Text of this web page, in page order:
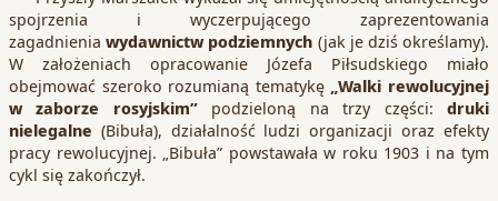
spojrzenia i wyczerpującego zaprezentowania
zagadnieniawydawnictw podziemnych (jak je dziś określamy).
W założeniach opracowanie Józefa Piłsudskiego miało
obejmować szeroko rozumianą tematykę „Walki rewolucyjnej
w zaborze rosyjskim”podzieloną na trzy części:druki
nielegalne (Bibuła), działalność ludzi organizacji oraz efekty
pracy rewolucyjnej. „Bibuła” powstawała w roku 1903 i na tym
cykl się zakończył.